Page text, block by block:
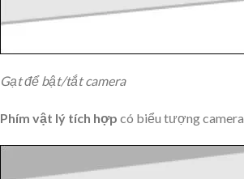
Gạt để bật/tắt camera
Phím vật lý tích hợp có biểu tượng